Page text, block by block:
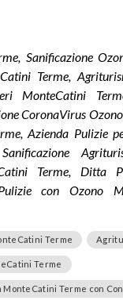
Sanificazione
Terme,
MonteCatini
CoronaVirus
Azienda Pulizie
Terme, Ditta
con Ozono
Terme
Terme
Terme con